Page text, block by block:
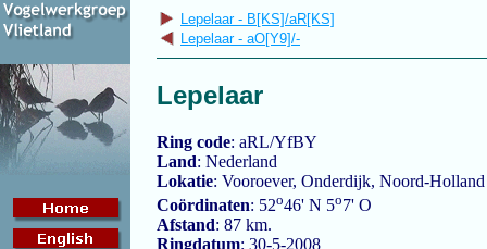
Lepelaar - B[KS]/aR[KS]
Lepelaar - aO[Y9]/-
Lepelaar
Ring code: aRL/YfBY
Land: Nederland
Lokatie: Vooroever, Onderdijk, Noord-Holland
Coördinaten: 52o46' N 5o7' O
Afstand: 87 km.
Ringdatum: 30-5-2008